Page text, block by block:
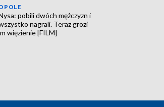
pobili dwóch mężczyzn i
nagrali. Teraz grozi
więzienie [FILM]